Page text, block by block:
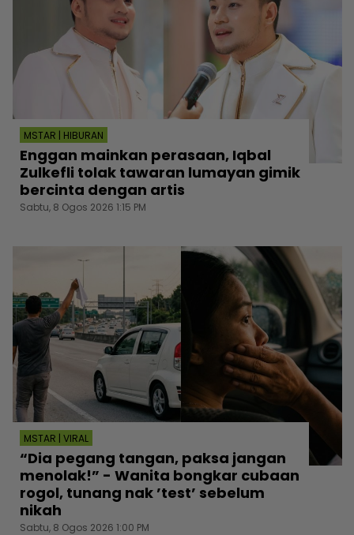
MSTAR | HIBURAN
Enggan mainkan perasaan, Iqbal
Zulkefli tolak tawaran lumayan gimik
bercinta dengan artis
Sabtu, 8 Ogos 2026 1:15 PM
MSTAR | VIRAL
“Dia pegang tangan, paksa jangan
menolak!” - Wanita bongkar cubaan
rogol, tunang nak ’test’ sebelum
nikah
Sabtu, 8 Ogos 2026 1:00 PM